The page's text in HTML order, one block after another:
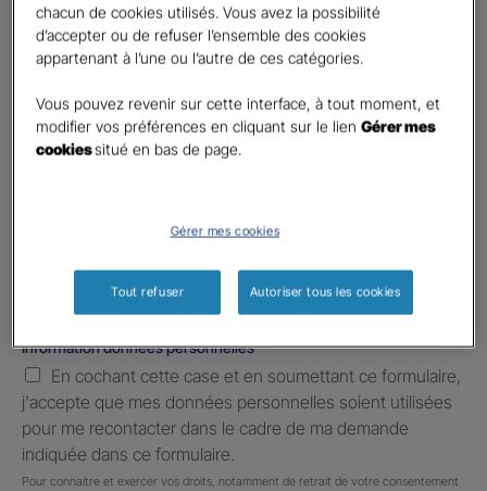
First Last
Téléphone*
No
country
selected
E-mail *
Informations complémentaires (facultatif)
Information données personnelles*
En cochant cette case et en soumettant ce formulaire,
j'accepte que mes données personnelles soient utilisées
pour me recontacter dans le cadre de ma demande
indiquée dans ce formulaire.
Pour connaitre et exercer vos droits, notamment de retrait de votre consentement
chacun de cookies utilisés. Vous avez la possibilité
d’accepter ou de refuser l’ensemble des cookies
appartenant à l’une ou l’autre de ces catégories.
Vous pouvez revenir sur cette interface, à tout moment, et
modifier vos préférences en cliquant sur le lienGérer mes
cookiessitué en bas de page.
Gérer mes cookies
Tout refuser Autoriser tous les cookies